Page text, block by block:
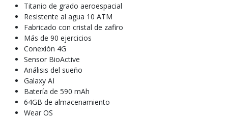
Titanio de grado aeroespacial
Resistente al agua 10 ATM
Fabricado con cristal de zafiro
Más de 90 ejercicios
Conexión 4G
Sensor BioActive
Análisis del sueño
Galaxy AI
Batería de 590 mAh
64GB de almacenamiento
Wear OS